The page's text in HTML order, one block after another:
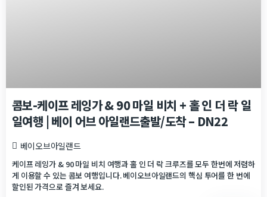
콤보-케이프 레잉가 & 90 마일 비치 + 홀 인 더 락 일
일여행 | 베이 어브 아일랜드출발/도착 – DN22
베이오브아일랜드
케이프 레잉가 & 90 마일 비치 여행과 홀 인 더 락 크루즈를 모두 한번에 저렴하
게 이용할 수 있는 콤보 여행입니다. 베이오브아일랜드의 핵심 투어를 한 번에
할인된 가격으로 즐겨 보세요.